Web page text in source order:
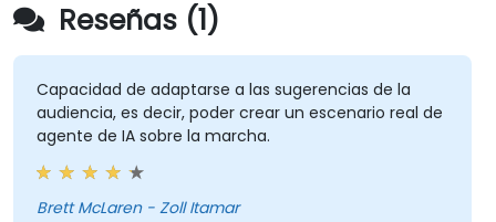
Reseñas (1)
Capacidad de adaptarse a las sugerencias de la
audiencia, es decir, poder crear un escenario real de
agente de IA sobre la marcha.
Brett McLaren - Zoll Itamar